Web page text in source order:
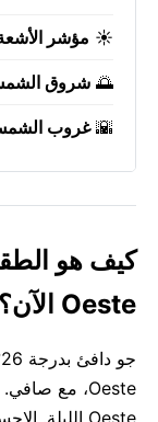
☀️ مؤشر
🌅 شروق
🌇غروب
Oeste الآن؟